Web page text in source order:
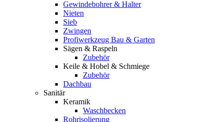
Gewindebohrer & Halter
Nieten
Sieb
Zwingen
Profiwerkzeug Bau & Garten
Sägen & Raspeln
Zubehör
Keile & Hobel & Schmiege
Zubehör
Dachbau
Sanitär
Keramik
Waschbecken
Rohrisolierung